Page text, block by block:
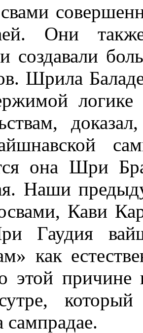
Они
создавали
Шрила
она Шри
Наши
Кави
Гаудия
как
этой причине
сутре,
сампрадае.